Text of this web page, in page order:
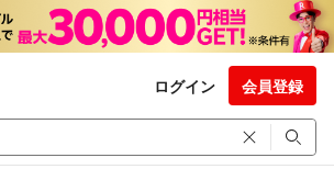
ログイン 会員登録